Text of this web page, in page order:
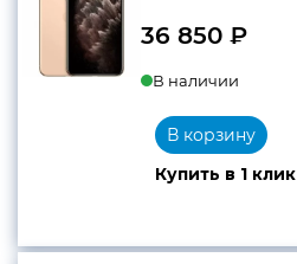
36 850 ₽
В наличии
Купить в 1 клик
В корзину